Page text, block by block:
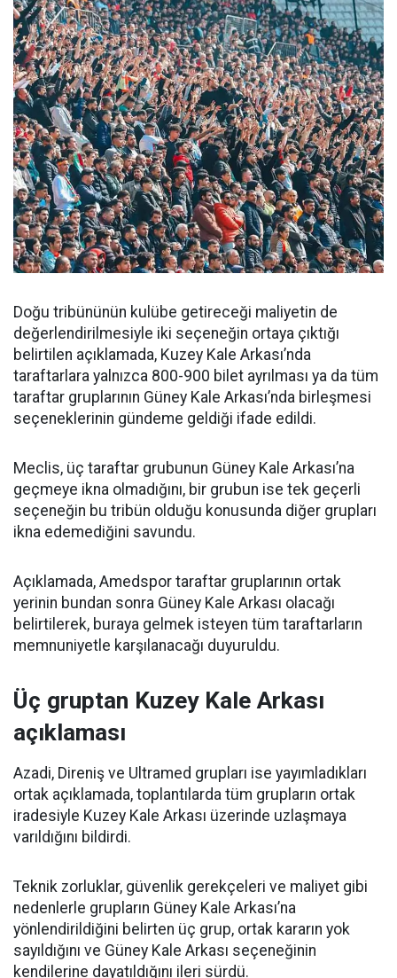
Doğu tribününün kulübe getireceği maliyetin de
değerlendirilmesiyle iki seçeneğin ortaya çıktığı
belirtilen açıklamada, Kuzey Kale Arkası’nda
taraftarlara yalnızca 800-900 bilet ayrılması ya da tüm
taraftar gruplarının Güney Kale Arkası’nda birleşmesi
seçeneklerinin gündeme geldiği ifade edildi.
Meclis, üç taraftar grubunun Güney Kale Arkası’na
geçmeye ikna olmadığını, bir grubun ise tek geçerli
seçeneğin bu tribün olduğu konusunda diğer grupları
ikna edemediğini savundu.
Açıklamada, Amedspor taraftar gruplarının ortak
yerinin bundan sonra Güney Kale Arkası olacağı
belirtilerek, buraya gelmek isteyen tüm taraftarların
memnuniyetle karşılanacağı duyuruldu.
Üç gruptan Kuzey Kale Arkası
açıklaması
Azadi, Direniş ve Ultramed grupları ise yayımladıkları
ortak açıklamada, toplantılarda tüm grupların ortak
iradesiyle Kuzey Kale Arkası üzerinde uzlaşmaya
varıldığını bildirdi.
Teknik zorluklar, güvenlik gerekçeleri ve maliyet gibi
nedenlerle grupların Güney Kale Arkası’na
yönlendirildiğini belirten üç grup, ortak kararın yok
sayıldığını ve Güney Kale Arkası seçeneğinin
kendilerine dayatıldığını ileri sürdü.